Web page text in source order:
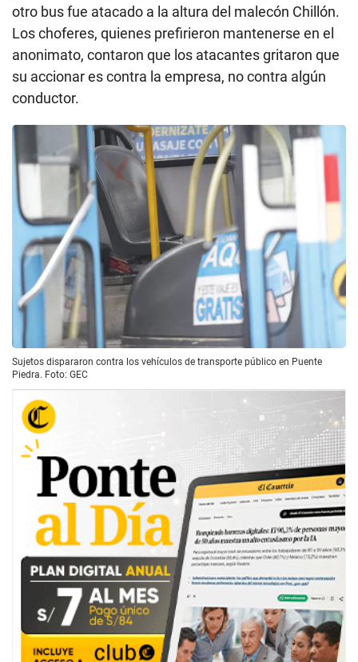
otro bus fue atacado a la altura del malecón Chillón.
Los choferes, quienes prefirieron mantenerse en el
anonimato, contaron que los atacantes gritaron que
su accionar es contra la empresa, no contra algún
conductor.
Sujetos dispararon contra los vehículos de transporte público en Puente
Piedra. Foto: GEC